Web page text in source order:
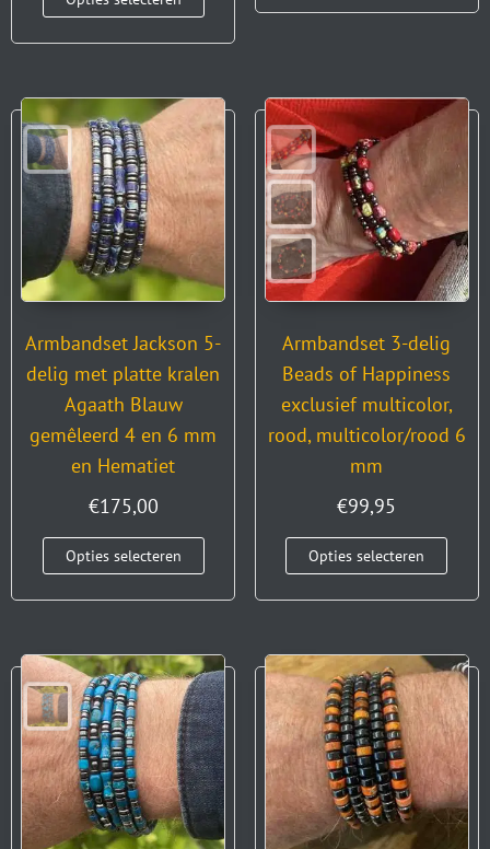
Armbandset Jackson 5-
delig met platte kralen
Agaath Blauw
gemêleerd 4 en 6 mm
en Hematiet
€175,00
Opties selecteren
Armbandset 3-delig
Beads of Happiness
exclusief multicolor,
rood, multicolor/rood 6
mm
€99,95
Opties selecteren